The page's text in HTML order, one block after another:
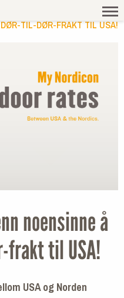
NOENSINNE Å BEREGNE
DØR-TIL-DØR-FRAKT TIL USA!
noensinne å
frakt til USA!
USA og Norden